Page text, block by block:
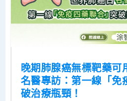
晚期肺腺癌無標靶藥可
名醫專訪：第一線「免
破治療瓶頸！